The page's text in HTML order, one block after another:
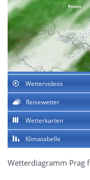
Wettervideos
Reisewetter
Wetterkarten
Klimatabelle
Wetterdiagramm Prag